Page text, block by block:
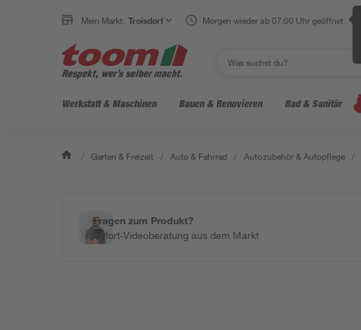
Mein Markt: Troisdorf Morgen wieder ab 07:00 Uhr geöffnet
Werkstatt & Maschinen Bauen & Renovieren Bad & Sanitär
/ Garten & Freizeit / Auto & Fahrrad / Autozubehör & Autopflege /
Fragen zum Produkt?
Sofort-Videoberatung aus dem Markt